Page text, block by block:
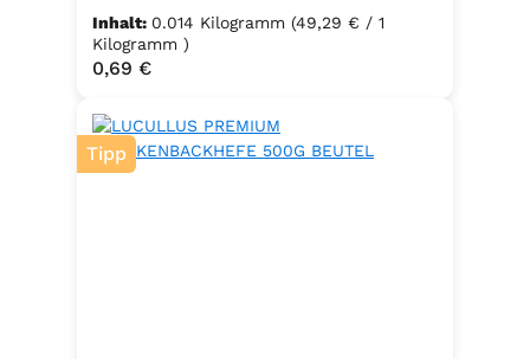
Frischhefe)Zutaten: Trockenbackhefe
, Emulgator E491 (Unter
Schutzatmosphäre verpackt)
Inhalt: 0.014 Kilogramm (49,29 € / 1
Kilogramm )
Regulärer Preis:
0,69 €
Tipp